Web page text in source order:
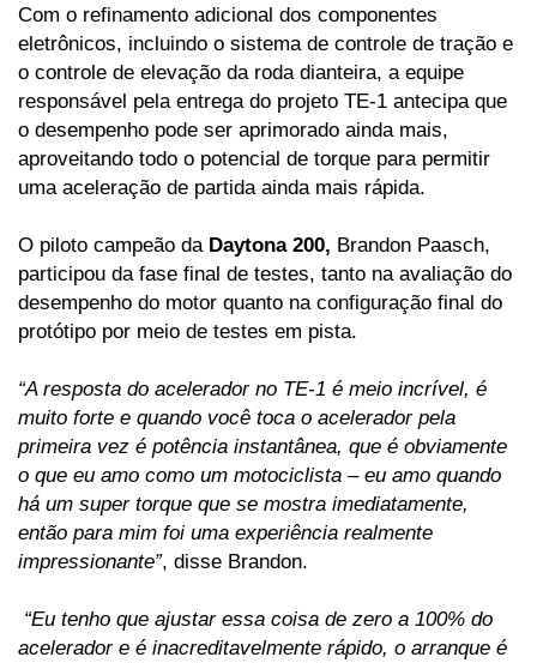
Com o refinamento adicional dos componentes
eletrônicos, incluindo o sistema de controle de tração e
o controle de elevação da roda dianteira, a equipe
responsável pela entrega do projeto TE-1 antecipa que
o desempenho pode ser aprimorado ainda mais,
aproveitando todo o potencial de torque para permitir
uma aceleração de partida ainda mais rápida.
O piloto campeão da Daytona 200, Brandon Paasch,
participou da fase final de testes, tanto na avaliação do
desempenho do motor quanto na configuração final do
protótipo por meio de testes em pista.
“A resposta do acelerador no TE-1 é meio incrível, é
muito forte e quando você toca o acelerador pela
primeira vez é potência instantânea, que é obviamente
o que eu amo como um motociclista – eu amo quando
há um super torque que se mostra imediatamente,
então para mim foi uma experiência realmente
impressionante”, disse Brandon.
acelerador e é inacreditavelmente rápido, o arranque é